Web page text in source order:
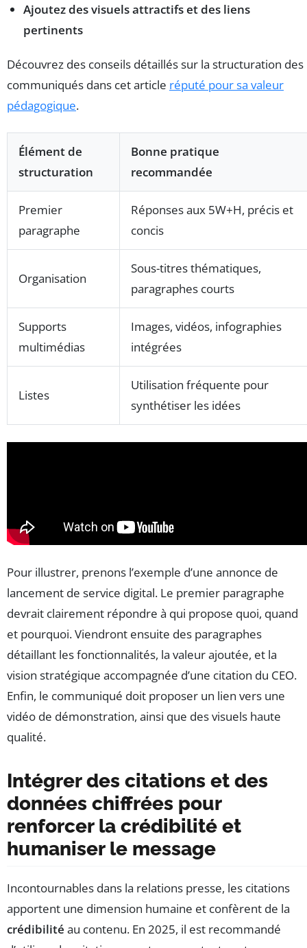
Ajoutez des visuels attractifs et des liens
pertinents
Découvrez des conseils détaillés sur la structuration des
communiqués dans cet article réputé pour sa valeur
pédagogique.
Élément de
structuration
Bonne pratique
recommandée
Premier
paragraphe
Réponses aux 5W+H, précis et
concis
Organisation
Sous-titres thématiques,
paragraphes courts
Supports
multimédias
Images, vidéos, infographies
intégrées
Listes
Utilisation fréquente pour
synthétiser les idées
Pour illustrer, prenons l’exemple d’une annonce de
lancement de service digital. Le premier paragraphe
devrait clairement répondre à qui propose quoi, quand
et pourquoi. Viendront ensuite des paragraphes
détaillant les fonctionnalités, la valeur ajoutée, et la
vision stratégique accompagnée d’une citation du CEO.
Enfin, le communiqué doit proposer un lien vers une
vidéo de démonstration, ainsi que des visuels haute
qualité.
Intégrer des citations et des
données chiffrées pour
renforcer la crédibilité et
humaniser le message
Incontournables dans la relations presse, les citations
apportent une dimension humaine et confèrent de la
crédibilité au contenu. En 2025, il est recommandé